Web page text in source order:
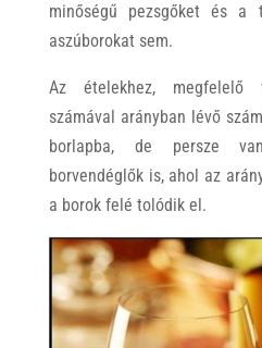
minőségű pezsgőket és a
aszúborokat sem.
Az ételekhez, megfelelő
számával arányban lévő
borlapba, de persze
borvendéglők is, ahol az
a borok felé tolódik el.